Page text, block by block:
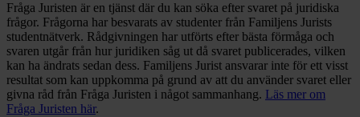
Fråga Juristen är en tjänst där du kan söka efter svaret på juridiska
frågor. Frågorna har besvarats av studenter från Familjens Jurists
studentnätverk. Rådgivningen har utförts efter bästa förmåga och
svaren utgår från hur juridiken såg ut då svaret publicerades, vilken
kan ha ändrats sedan dess. Familjens Jurist ansvarar inte för ett visst
resultat som kan uppkomma på grund av att du använder svaret eller
givna råd från Fråga Juristen i något sammanhang. Läs mer om
Fråga Juristen här.